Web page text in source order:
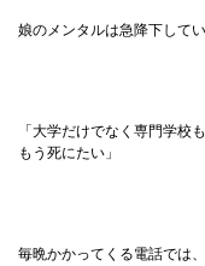
娘のメンタルは急降下してい
「大学だけでなく専門学
もう死にたい」
毎晩かかってくる電話では